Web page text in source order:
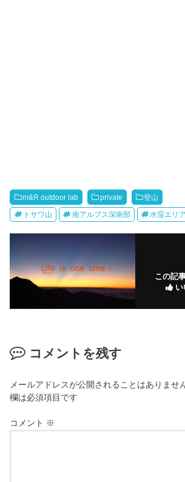
m&R outdoor lab private 登山
トサワ山 南アルプス深南部 水窪エリア
この記
い
コメントを残す
メールアドレスが公開されることはありませ
欄は必須項目です
コメント ※